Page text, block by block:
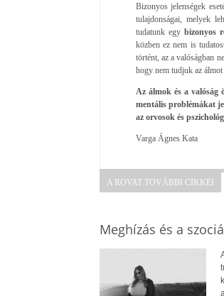
Bizonyos jelenségek
tulajdonságai, melyek
tudatunk egybizonyos
közben ez nem is
történt, az a valóságban
hogy nem tudjuk az
Az álmok és a valóság
mentális problémákat
az orvosok és
Varga Ágnes Kata
A ROVAT TOVÁBBI CIKKEI
Meghízás és a